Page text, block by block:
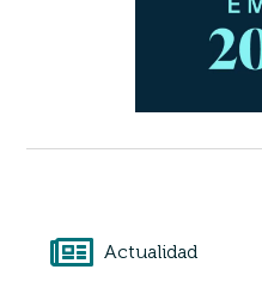
Actualidad